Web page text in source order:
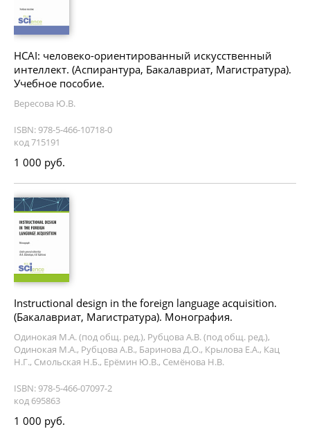
HCAI: человеко-ориентированный искусственный
интеллект. (Аспирантура, Бакалавриат, Магистратура).
Учебное пособие.
Вересова Ю.В.
ISBN: 978-5-466-10718-0
код 715191
1 000 руб.
Instructional design in the foreign language acquisition.
(Бакалавриат, Магистратура). Монография.
Одинокая М.А. (под общ. ред.), Рубцова А.В. (под общ. ред.),
Одинокая М.А., Рубцова А.В., Баринова Д.О., Крылова Е.А., Кац
Н.Г., Смольская Н.Б., Ерёмин Ю.В., Семёнова Н.В.
ISBN: 978-5-466-07097-2
код 695863
1 000 руб.